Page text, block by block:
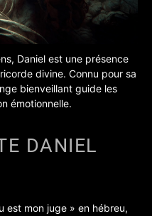
Daniel est une présence
divine. Connu pour sa
bienveillant guide les
émotionnelle.
DANIEL
est mon juge » en hébreu,